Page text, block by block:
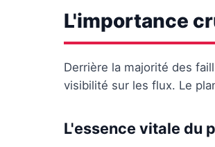
L'importance
Derrière la majorité des
visibilité sur les flux. Le
L'essence vitale du